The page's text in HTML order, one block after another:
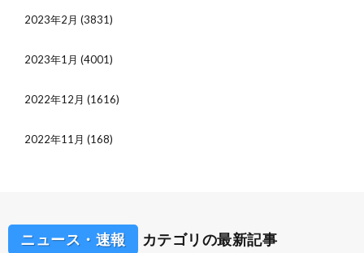
2023年2月 (3831)
2023年1月 (4001)
2022年12月 (1616)
2022年11月 (168)
ニュース・速報 カテゴリの最新記事